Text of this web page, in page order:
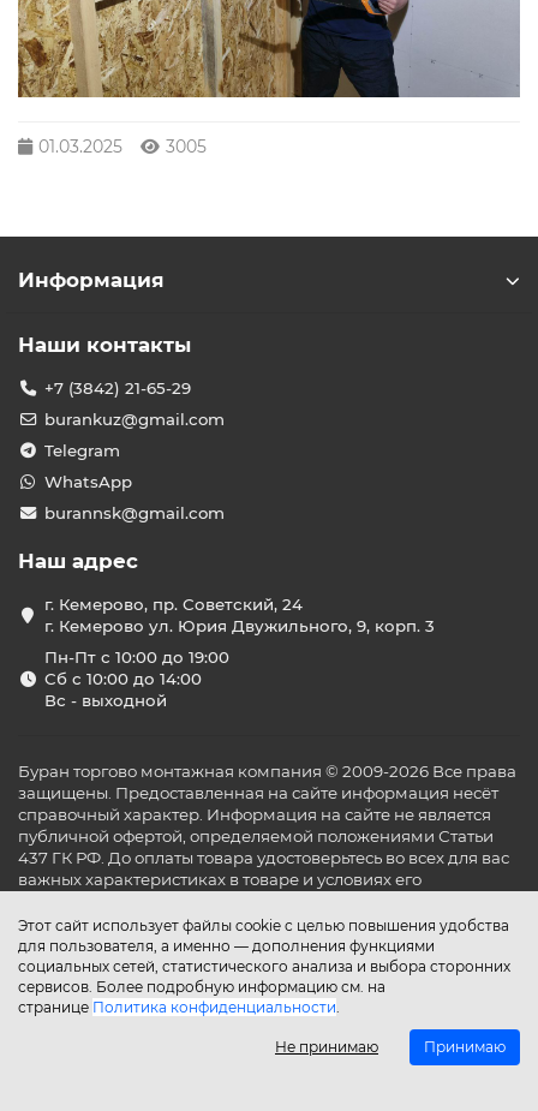
01.03.2025 3005
Этот сайт использует файлы cookie с целью повышения удобства
для пользователя, а именно — дополнения функциями
социальных сетей, статистического анализа и выбора сторонних
сервисов. Более подробную информацию см. на
странице Политика конфиденциальности.
Не принимаю Принимаю
Информация
Наши контакты
+7 (3842) 21-65-29
burankuz@gmail.com
Telegram
WhatsApp
burannsk@gmail.com
Наш адрес
г. Кемерово, пр. Советский, 24
г. Кемерово ул. Юрия Двужильного, 9, корп. 3
Пн-Пт с 10:00 до 19:00
Сб с 10:00 до 14:00
Вс - выходной
Буран торгово монтажная компания © 2009-2026 Все права
защищены. Предоставленная на сайте информация несёт
справочный характер. Информация на сайте не является
публичной офертой, определяемой положениями Статьи
437 ГК РФ. До оплаты товара удостоверьтесь во всех для вас
важных характеристиках в товаре и условиях его